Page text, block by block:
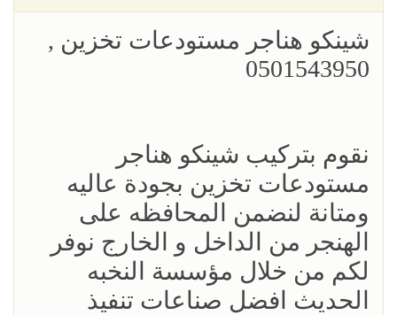
شينكو هناجر مستودعات تخزين ,
0501543950
نقوم بتركيب شينكو هناجر
مستودعات تخزين بجودة عاليه
ومتانة لنضمن المحافظه على
الهنجر من الداخل و الخارج نوفر
لكم من خلال مؤسسة النخبه
الحديث افضل صناعات تنفيذ